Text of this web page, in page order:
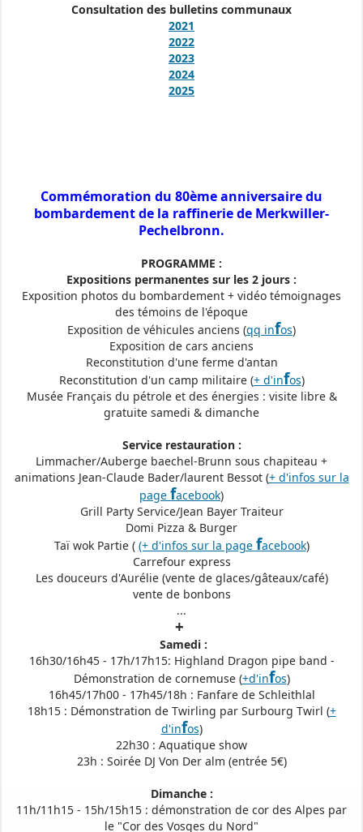
Consultation des bulletins communaux
2021
2022
2023
2024
2025
Commémoration du 80ème anniversaire du
bombardement de la raffinerie de Merkwiller-
Pechelbronn.
PROGRAMME :
Expositions permanentes sur les 2 jours :
Exposition photos du bombardement + vidéo témoignages
des témoins de l'époque
Exposition de véhicules anciens (qq infos)
Exposition de cars anciens
Reconstitution d'une ferme d'antan
Reconstitution d'un camp militaire (+ d'infos)
Musée Français du pétrole et des énergies : visite libre &
gratuite samedi & dimanche
Service restauration :
Limmacher/Auberge baechel-Brunn sous chapiteau +
animations Jean-Claude Bader/laurent Bessot (+ d'infos sur la
page facebook)
Grill Party Service/Jean Bayer Traiteur
Domi Pizza & Burger
Taï wok Partie ( (+ d'infos sur la page facebook)
Carrefour express
Les douceurs d'Aurélie (vente de glaces/gâteaux/café)
vente de bonbons
...
+
Samedi :
16h30/16h45 - 17h/17h15: Highland Dragon pipe band -
Démonstration de cornemuse (+d'infos)
16h45/17h00 - 17h45/18h : Fanfare de Schleithlal
18h15 : Démonstration de Twirling par Surbourg Twirl (+
d'infos)
22h30 : Aquatique show
23h : Soirée DJ Von Der alm (entrée 5€)
Dimanche :
11h/11h15 - 15h/15h15 : démonstration de cor des Alpes par
le "Cor des Vosges du Nord"